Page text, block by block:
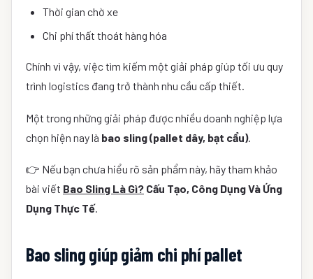
Thời gian chờ xe
Chi phí thất thoát hàng hóa
Chính vì vậy, việc tìm kiếm một giải pháp giúp tối ưu quy
trình logistics đang trở thành nhu cầu cấp thiết.
Một trong những giải pháp được nhiều doanh nghiệp lựa
chọn hiện nay là bao sling (pallet dây, bạt cẩu).
👉 Nếu bạn chưa hiểu rõ sản phẩm này, hãy tham khảo
bài viết Bao Sling Là Gì? Cấu Tạo, Công Dụng Và Ứng
Dụng Thực Tế.
Bao sling giúp giảm chi phí pallet